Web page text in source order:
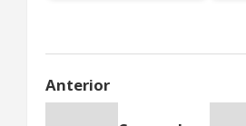
🇺🇲
Anterior